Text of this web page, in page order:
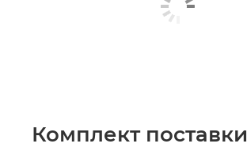
Комплект поставки